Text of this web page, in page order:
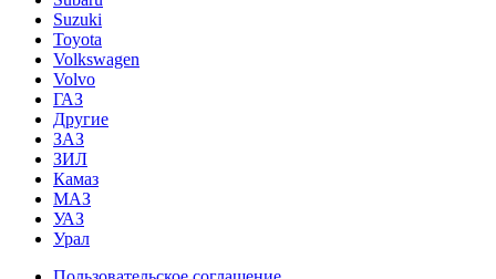
Suzuki
Toyota
Volkswagen
Volvo
ГАЗ
Другие
ЗАЗ
ЗИЛ
Камаз
МАЗ
УАЗ
Урал